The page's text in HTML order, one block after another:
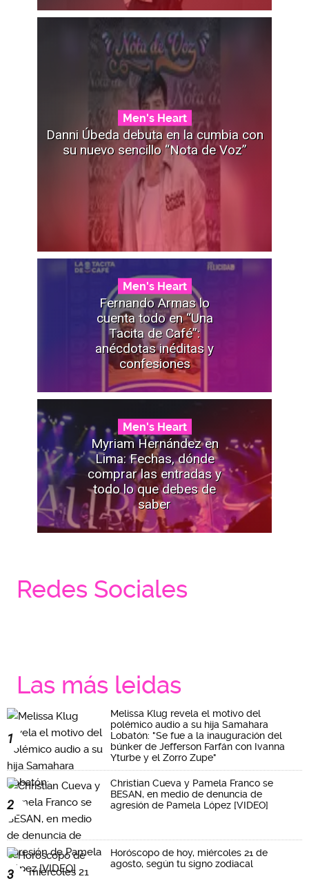
Men's Heart
Danni Úbeda debuta en la cumbia con
su nuevo sencillo “Nota de Voz”
Men's Heart
Fernando Armas lo
cuenta todo en “Una
Tacita de Café”:
anécdotas inéditas y
confesiones
Men's Heart
Myriam Hernández en
Lima: Fechas, dónde
comprar las entradas y
todo lo que debes de
saber
Redes Sociales
Las más leidas
1
Melissa Klug revela el motivo del
polémico audio a su hija Samahara
Lobatón: "Se fue a la inauguración del
búnker de Jefferson Farfán con Ivanna
Yturbe y el Zorro Zupe"
2
Christian Cueva y Pamela Franco se
BESAN, en medio de denuncia de
agresión de Pamela López [VIDEO]
3
Horóscopo de hoy, miércoles 21 de
agosto, según tu signo zodiacal